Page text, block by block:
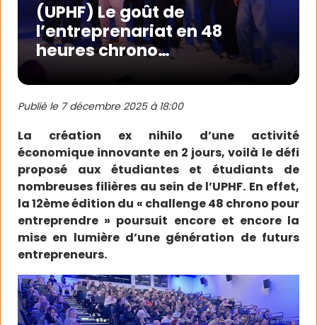
(UPHF) Le goût de
l’entreprenariat en 48
heures chrono…
Publié le 7 décembre 2025 à 18:00
La création ex nihilo d’une activité
économique innovante en 2 jours, voilà le défi
proposé aux étudiantes et étudiants de
nombreuses filières au sein de l’UPHF. En effet,
la 12ème édition du « challenge 48 chrono pour
entreprendre » poursuit encore et encore la
mise en lumière d’une génération de futurs
entrepreneurs.